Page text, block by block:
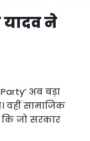
यादव ने
अब बड़ा
वहीं सामाजिक
कि जो सरकार